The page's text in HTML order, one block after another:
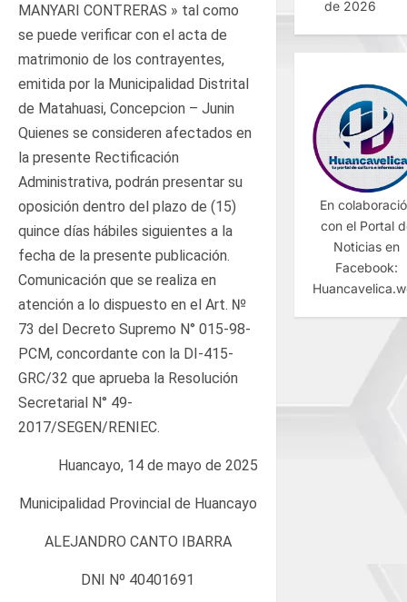
MANYARI CONTRERAS » tal como
se puede verificar con el acta de
matrimonio de los contrayentes,
emitida por la Municipalidad Distrital
de Matahuasi, Concepcion – Junin
Quienes se consideren afectados en
la presente Rectificación
Administrativa, podrán presentar su
oposición dentro del plazo de (15)
quince días hábiles siguientes a la
fecha de la presente publicación.
Comunicación que se realiza en
atención a lo dispuesto en el Art. №
73 del Decreto Supremo N° 015-98-
PCM, concordante con la DI-415-
GRC/32 que aprueba la Resolución
Secretarial N° 49-
2017/SEGEN/RENIEC.
Huancayo, 14 de mayo de 2025
Municipalidad Provincial de Huancayo
ALEJANDRO CANTO IBARRA
DNI Nº 40401691
de 2026
En
con el Portal
Noticias en
Facebook: